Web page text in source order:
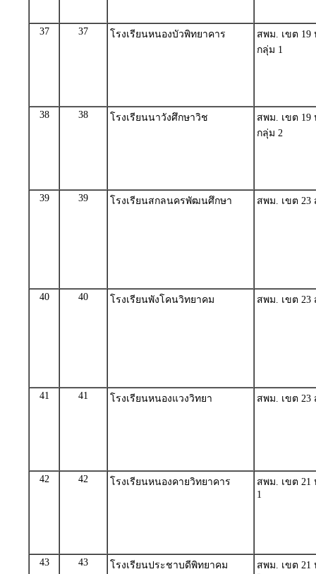
37 37 โรงเรียนหนองบัวพิทยาคาร
สพม. เขต 19
กลุ่ม 1
38 38 โรงเรียนนาวังศึกษาวิช
สพม. เขต 19
กลุ่ม 2
39 39 โรงเรียนสกลนครพัฒนศึกษา สพม. เขต 23
40 40 โรงเรียนพังโคนวิทยาคม สพม. เขต 23
41 41 โรงเรียนหนองแวงวิทยา สพม. เขต 23
42 42 โรงเรียนหนองคายวิทยาคาร
สพม. เขต 21
1
43 43 โรงเรียนประชาบดีพิทยาคม
สพม. เขต 21